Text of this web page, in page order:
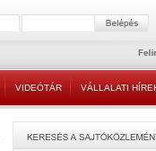
VIDEÓTÁR VÁLLALATI